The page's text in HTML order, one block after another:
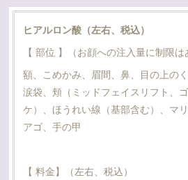
ヒアルロン酸（左右、税込）
【 部位 】（お顔への注入量に制限は
額、こめかみ、眉間、鼻、目の上の
涙袋、頬（ミッドフェイスリフト、
ケ）、ほうれい線（基部含む）、マ
アゴ、手の甲
【 料金】（左右、税込）